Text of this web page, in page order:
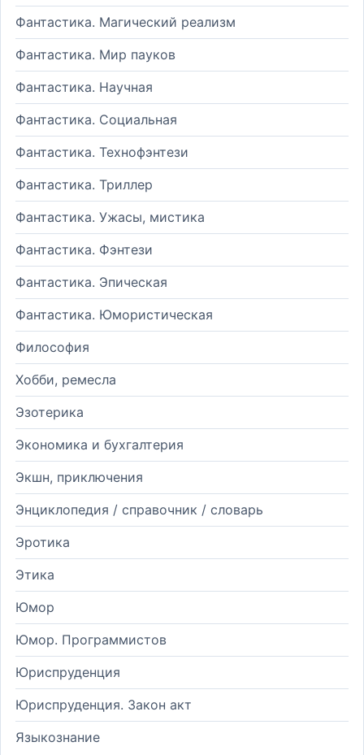
Фантастика. Магический реализм
Фантастика. Мир пауков
Фантастика. Научная
Фантастика. Социальная
Фантастика. Технофэнтези
Фантастика. Триллер
Фантастика. Ужасы, мистика
Фантастика. Фэнтези
Фантастика. Эпическая
Фантастика. Юмористическая
Философия
Хобби, ремесла
Эзотерика
Экономика и бухгалтерия
Экшн, приключения
Энциклопедия / справочник / словарь
Эротика
Этика
Юмор
Юмор. Программистов
Юриспруденция
Юриспруденция. Закон акт
Языкознание